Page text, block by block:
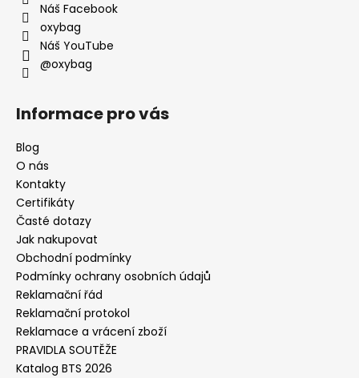
Náš Facebook
oxybag
Náš YouTube
@oxybag
Informace pro vás
Blog
O nás
Kontakty
Certifikáty
Časté dotazy
Jak nakupovat
Obchodní podmínky
Podmínky ochrany osobních údajů
Reklamační řád
Reklamační protokol
Reklamace a vrácení zboží
PRAVIDLA SOUTĚŽE
Katalog BTS 2026